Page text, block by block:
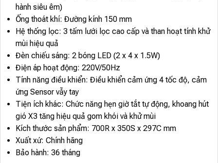
hành siêu êm)
Ống thoát khí: Đường kính 150 mm
Hệ thống lọc: 3 tấm lưới lọc cao cấp và than hoạt tính khử
mùi hiệu quả
Đèn chiếu sáng: 2 bóng LED (2 x 4 x 1.5W)
Điện áp hoạt động: 220V/50Hz
Tính năng điều khiển: Điều khiển cảm ứng 4 tốc độ, cảm
ứng Sensor vẫy tay
Tiện ích khác: Chức năng hẹn giờ tắt tự động, khoang hút
gió X3 tăng hiệu quả gom khói và khử mùi
Kích thước sản phẩm: 700R x 350S x 297C mm
Xuất xứ: Chính hãng
Bảo hành: 36 tháng